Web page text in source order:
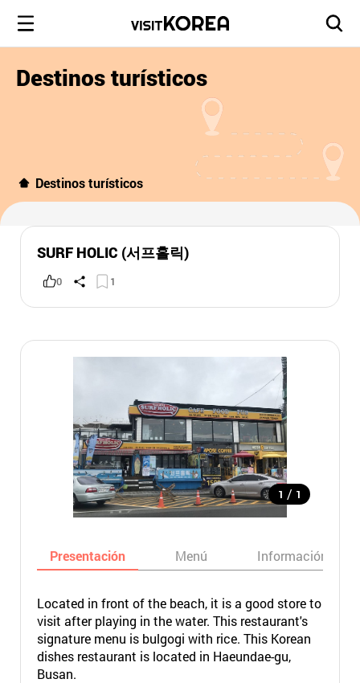
Destinos turísticos
Destinos turísticos
SURF HOLIC (서프홀릭)
0 1
1 / 1
Presentación Menú Información
Located in front of the beach, it is a good store to
visit after playing in the water. This restaurant's
signature menu is bulgogi with rice. This Korean
dishes restaurant is located in Haeundae-gu,
Busan.